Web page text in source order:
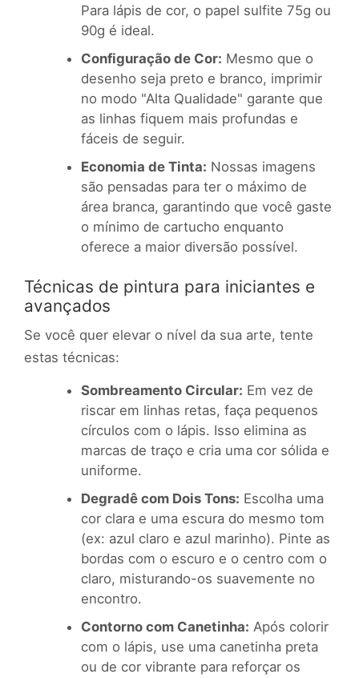
Para lápis de cor, o papel sulfite 75g ou
90g é ideal.
Configuração de Cor: Mesmo que o
desenho seja preto e branco, imprimir
no modo "Alta Qualidade" garante que
as linhas fiquem mais profundas e
fáceis de seguir.
Economia de Tinta: Nossas imagens
são pensadas para ter o máximo de
área branca, garantindo que você gaste
o mínimo de cartucho enquanto
oferece a maior diversão possível.
Técnicas de pintura para iniciantes e
avançados
Se você quer elevar o nível da sua arte, tente
estas técnicas:
Sombreamento Circular: Em vez de
riscar em linhas retas, faça pequenos
círculos com o lápis. Isso elimina as
marcas de traço e cria uma cor sólida e
uniforme.
Degradê com Dois Tons: Escolha uma
cor clara e uma escura do mesmo tom
(ex: azul claro e azul marinho). Pinte as
bordas com o escuro e o centro com o
claro, misturando-os suavemente no
encontro.
Contorno com Canetinha: Após colorir
com o lápis, use uma canetinha preta
ou de cor vibrante para reforçar os